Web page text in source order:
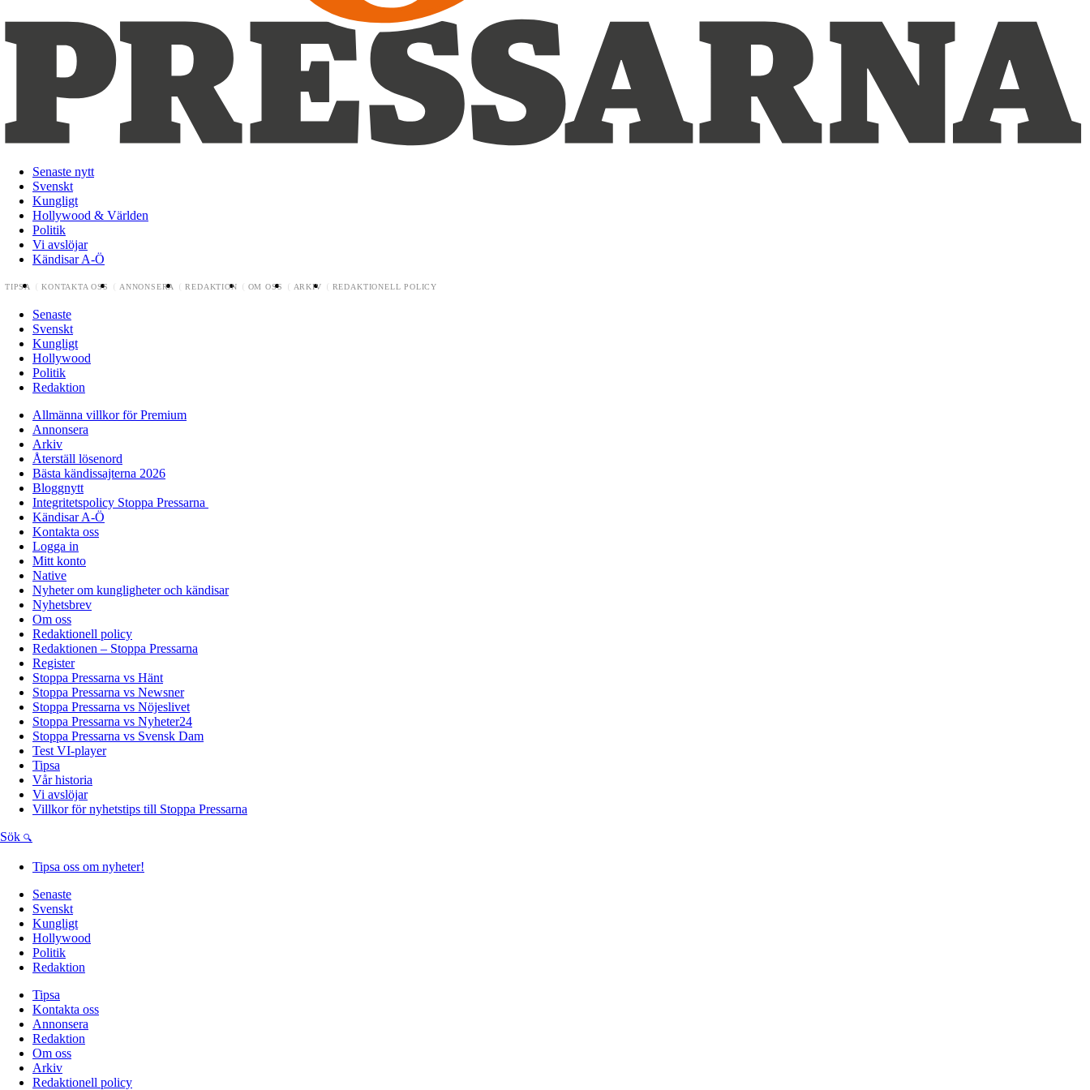
Senaste nytt
Svenskt
Kungligt
Hollywood & Världen
Politik
Vi avslöjar
Kändisar A-Ö
TIPSA KONTAKTA OSS ANNONSERA REDAKTION OM OSS ARKIV REDAKTIONELL POLICY
Senaste
Svenskt
Kungligt
Hollywood
Politik
Redaktion
Allmänna villkor för Premium
Annonsera
Arkiv
Återställ lösenord
Bästa kändissajterna 2026
Bloggnytt
Integritetspolicy Stoppa Pressarna
Kändisar A-Ö
Kontakta oss
Logga in
Mitt konto
Native
Nyheter om kungligheter och kändisar
Nyhetsbrev
Om oss
Redaktionell policy
Redaktionen – Stoppa Pressarna
Register
Stoppa Pressarna vs Hänt
Stoppa Pressarna vs Newsner
Stoppa Pressarna vs Nöjeslivet
Stoppa Pressarna vs Nyheter24
Stoppa Pressarna vs Svensk Dam
Test VI-player
Tipsa
Vår historia
Vi avslöjar
Villkor för nyhetstips till Stoppa Pressarna
Sök
Tipsa oss om nyheter!
Senaste
Svenskt
Kungligt
Hollywood
Politik
Redaktion
Tipsa
Kontakta oss
Annonsera
Redaktion
Om oss
Arkiv
Redaktionell policy